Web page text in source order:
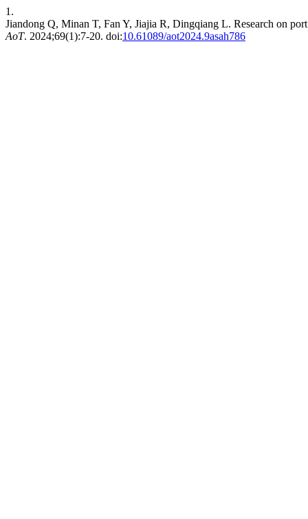
1.
Jiandong Q, Minan T, Fan Y, Jiajia R, Dingqiang L. Research on
AoT. 2024;69(1):7-20. doi:10.61089/aot2024.9asah786